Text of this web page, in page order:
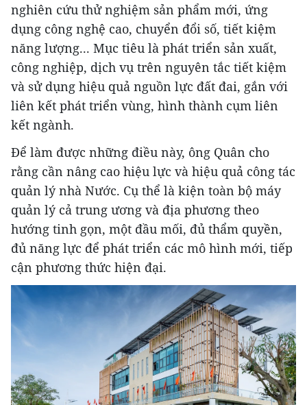
nghiên cứu thử nghiệm sản phẩm mới, ứng
dụng công nghệ cao, chuyển đổi số, tiết kiệm
năng lượng... Mục tiêu là phát triển sản xuất,
công nghiệp, dịch vụ trên nguyên tắc tiết kiệm
và sử dụng hiệu quả nguồn lực đất đai, gắn với
liên kết phát triển vùng, hình thành cụm liên
kết ngành.
Để làm được những điều này, ông Quân cho
rằng cần nâng cao hiệu lực và hiệu quả công tác
quản lý nhà Nước. Cụ thể là kiện toàn bộ máy
quản lý cả trung ương và địa phương theo
hướng tinh gọn, một đầu mối, đủ thẩm quyền,
đủ năng lực để phát triển các mô hình mới, tiếp
cận phương thức hiện đại.